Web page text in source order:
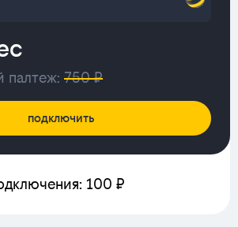
палтеж: 750 ₽
подключить
100 ₽